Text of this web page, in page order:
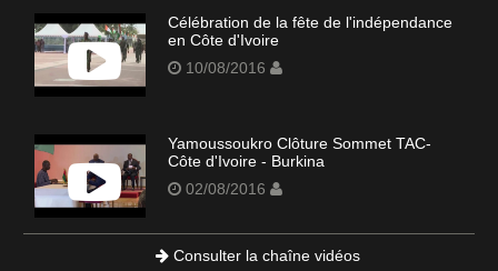
Célébration de la fête de l'indépendance
en Côte d'Ivoire
10/08/2016
Yamoussoukro Clôture Sommet TAC-
Côte d'Ivoire - Burkina
02/08/2016
Consulter la chaîne vidéos